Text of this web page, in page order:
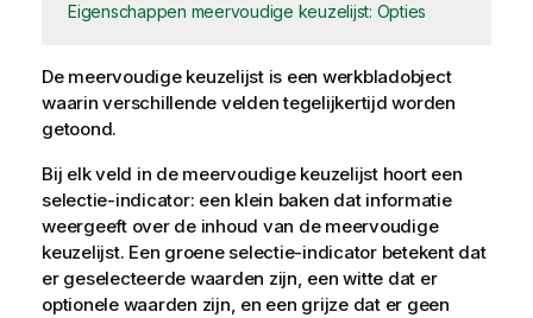
Eigenschappen meervoudige keuzelijst: Opties
De meervoudige keuzelijst is een werkbladobject
waarin verschillende velden tegelijkertijd worden
getoond.
Bij elk veld in de meervoudige keuzelijst hoort een
selectie-indicator: een klein baken dat informatie
weergeeft over de inhoud van de meervoudige
keuzelijst. Een groene selectie-indicator betekent dat
er geselecteerde waarden zijn, een witte dat er
optionele waarden zijn, en een grijze dat er geen